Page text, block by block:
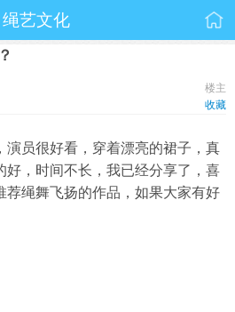
绳艺文化
楼主
收藏
演员很好看，穿着漂亮的裙子，真
好，时间不长，我已经分享了，喜
荐绳舞飞扬的作品，如果大家有好